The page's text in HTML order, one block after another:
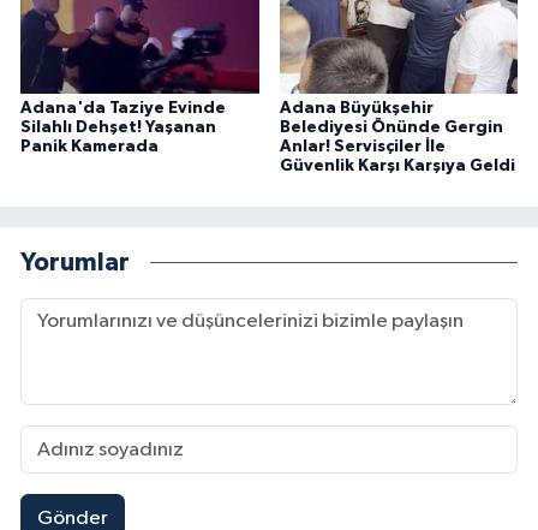
Adana'da Taziye Evinde
Silahlı Dehşet! Yaşanan
Panik Kamerada
Adana Büyükşehir
Belediyesi Önünde Gergin
Anlar! Servisçiler İle
Güvenlik Karşı Karşıya Geldi
Yorumlar
Gönder